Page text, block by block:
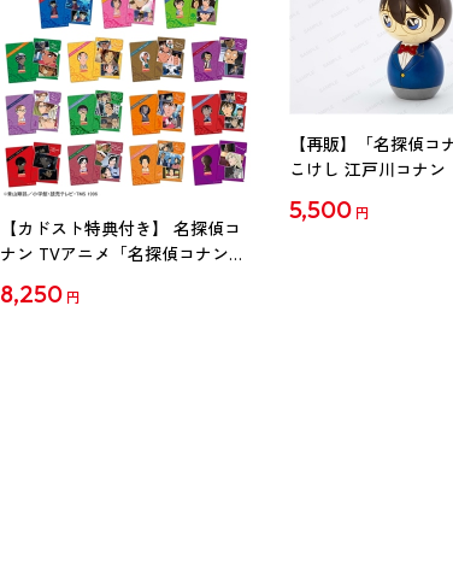
【カドスト特典付き】 名探偵コ
ナン TVアニメ「名探偵コナン」
【1BOX】
8,250 円
【再販】「名探偵コ
こけし 江戸川コナン
5,500 円